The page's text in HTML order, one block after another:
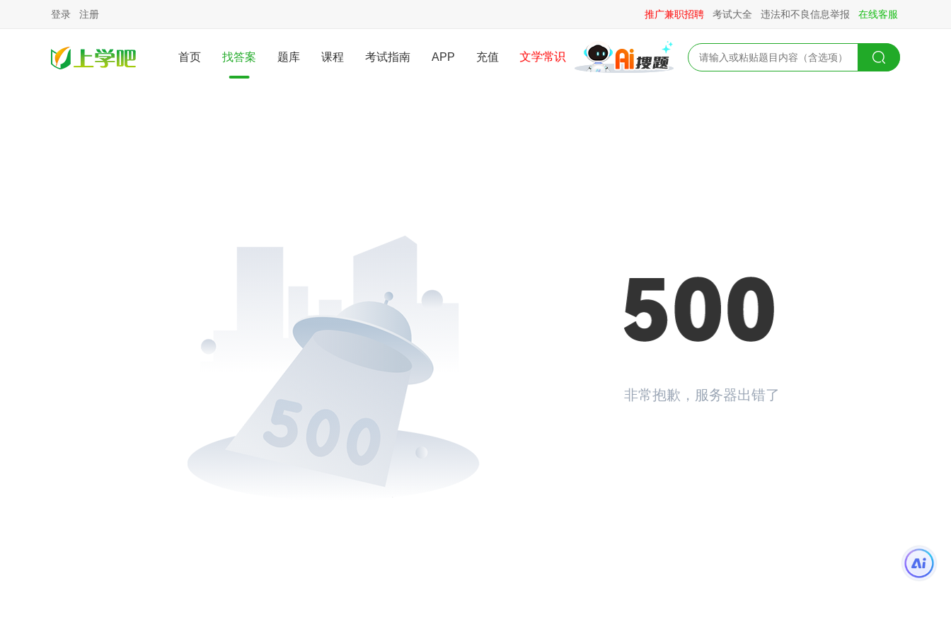
登录 注册 推广兼职招聘 考试大全 违法和不良信息举报 在线客服
首页 找答案 题库 课程 考试指南 APP 充值 文学常识
非常抱歉，服务器出错了